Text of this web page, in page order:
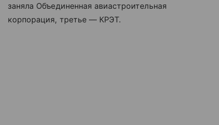
заняла Объединенная авиастроительная
корпорация, третье — КРЭТ.